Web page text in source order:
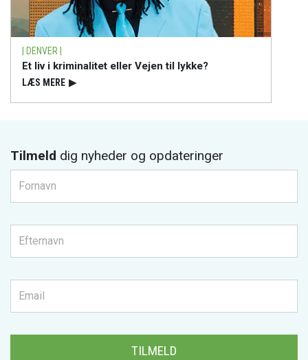
| DENVER |
Et liv i kriminalitet eller Vejen til lykke?
LÆS MERE ▶
Tilmeld dig nyheder og opdateringer
TILMELD